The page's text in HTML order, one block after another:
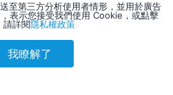
優惠 會員訂購
至第三方分析使用者情形，並用於廣告
表示您接受我們使用 Cookie，或點擊
請詳閱隱私權政策
我瞭解了